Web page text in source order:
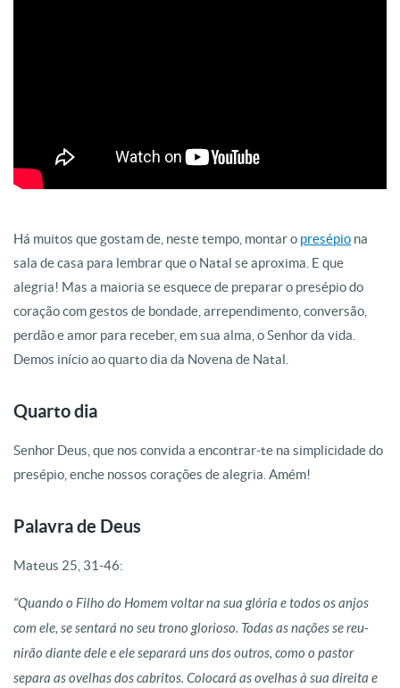
Há muitos que gostam de, neste tempo, montar o presépio na
sala de casa para lembrar que o Natal se aproxima. E que
alegria! Mas a maioria se esquece de preparar o presépio do
coração com gestos de bondade, arrependimento, conversão,
perdão e amor para receber, em sua alma, o Senhor da vida.
Demos início ao quarto dia da Novena de Natal.
Quarto dia
Senhor Deus, que nos convida a encontrar-te na simplicidade do
presépio, enche nossos corações de alegria. Amém!
Palavra de Deus
Mateus 25, 31-46:
“Quando o Filho do Homem voltar na sua glória e todos os anjos
com ele, se sentará no seu trono glorioso. Todas as nações se reu­
nirão diante dele e ele separará uns dos outros, como o pastor
separa as ovelhas dos cabritos. Colocará as ovelhas à sua direita e